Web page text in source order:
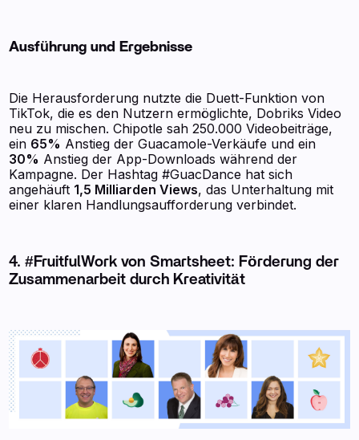
Ausführung und Ergebnisse
Die Herausforderung nutzte die Duett-Funktion von
TikTok, die es den Nutzern ermöglichte, Dobriks Video
neu zu mischen. Chipotle sah 250.000 Videobeiträge,
ein 65% Anstieg der Guacamole-Verkäufe und ein
30% Anstieg der App-Downloads während der
Kampagne. Der Hashtag #GuacDance hat sich
angehäuft 1,5 Milliarden Views, das Unterhaltung mit
einer klaren Handlungsaufforderung verbindet.
4. #FruitfulWork von Smartsheet: Förderung der
Zusammenarbeit durch Kreativität